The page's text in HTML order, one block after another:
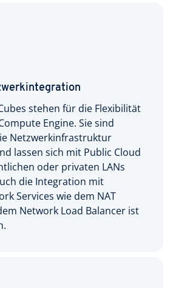
stehen für die Flexibilität
Engine. Sie sind
Netzwerkinfrastruktur
lassen sich mit Public Cloud
oder privaten LANs
die Integration mit
Services wie dem NAT
Network Load Balancer ist